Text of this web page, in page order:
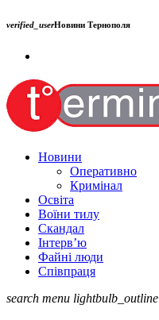
verified_userНовини Тернополя
Новини
Оперативно
Кримінал
Освіта
Воїни тилу
Скандал
Інтерв’ю
Файні люди
Співпраця
search menu lightbulb_outline